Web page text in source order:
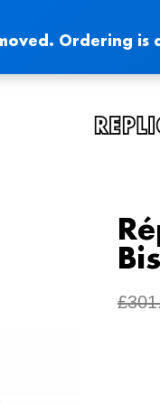
Ordering is
£